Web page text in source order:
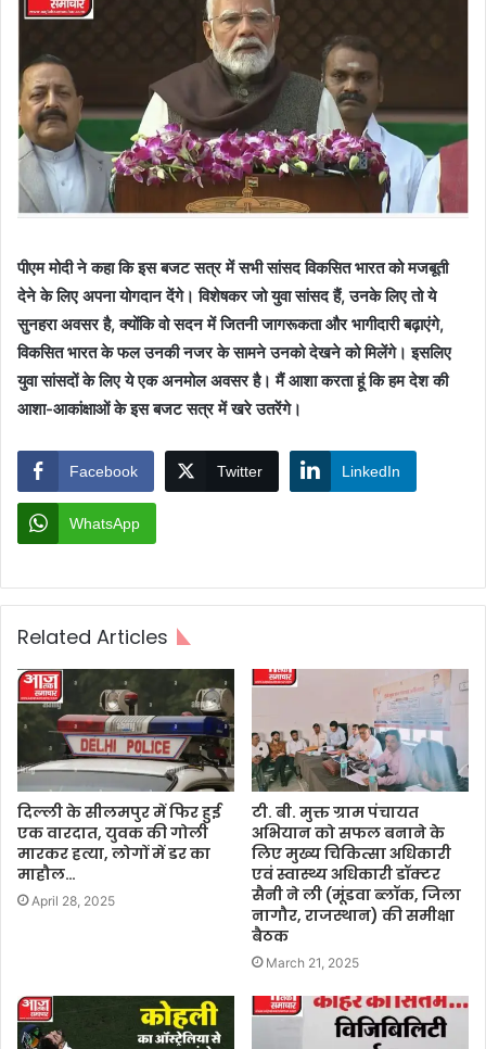
पीएम मोदी ने कहा कि इस बजट सत्र में सभी सांसद विकसित भारत को मजबूती
देने के लिए अपना योगदान देंगे। विशेषकर जो युवा सांसद हैं, उनके लिए तो ये
सुनहरा अवसर है, क्योंकि वो सदन में जितनी जागरूकता और भागीदारी बढ़ाएंगे,
विकसित भारत के फल उनकी नजर के सामने उनको देखने को मिलेंगे। इसलिए
युवा सांसदों के लिए ये एक अनमोल अवसर है। मैं आशा करता हूं कि हम देश की
आशा-आकांक्षाओं के इस बजट सत्र में खरे उतरेंगे।
Facebook Twitter LinkedIn
WhatsApp
Related Articles
दिल्ली के सीलमपुर में फिर हुई
एक वारदात, युवक की गोली
मारकर हत्या, लोगों में डर का
माहौल…
April 28, 2025
टी. बी. मुक्त ग्राम पंचायत
अभियान को सफल बनाने के
लिए मुख्य चिकित्सा अधिकारी
एवं स्वास्थ्य अधिकारी डॉक्टर
सैनी ने ली (मूंडवा ब्लॉक, जिला
नागौर, राजस्थान) की समीक्षा
बैठक
March 21, 2025